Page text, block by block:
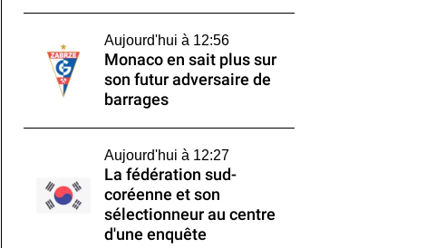
Aujourd'hui à 12:56
Monaco en sait plus sur
son futur adversaire de
barrages
Aujourd'hui à 12:27
La fédération sud-
coréenne et son
sélectionneur au centre
d'une enquête